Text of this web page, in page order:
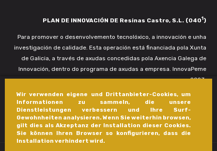
Wir verwenden eigene und Drittanbieter-Cookies, um
Informationen zu sammeln, die unsere
Dienstleistungen verbessern und Ihre Surf-
Gewohnheiten analysieren. Wenn Sie weiterhin browsen,
gilt dies als Akzeptanz der Installation dieser Cookies.
Sie können Ihren Browser so konfigurieren, dass die
Installation verhindert wird.
PLAN DE INNOVACIÓN DE Resinas Castro, S.L. (0401)
Para promover o desenvolvemento tecnolóxico, a innovación e unha
investigación de calidade. Esta operación está financiada pola Xunta
de Galicia, a través de axudas concedidas pola Axencia Galega de
Innovación, dentro do programa de axudas a empresa. InnovaPeme
2023.